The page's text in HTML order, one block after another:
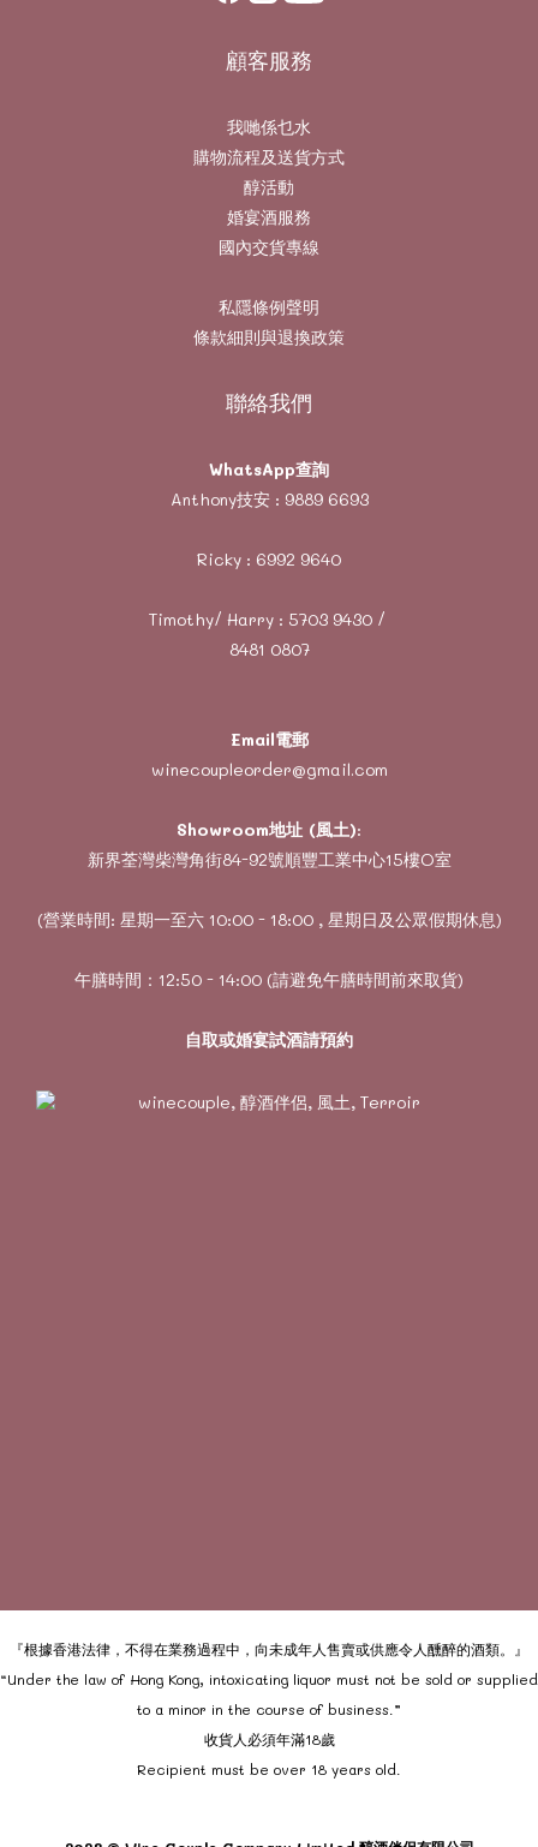
顧客服務
我哋係乜水
購物流程及送貨方式
醇活動
婚宴酒服務
國內交貨專線
私隱條例聲明
條款細則與退換政策
聯絡我們
WhatsApp查詢
Anthony技安 : 9889 6693
Ricky : 6992 9640
Timothy/ Harry : 5703 9430/
8481 0807
Email電郵
winecoupleorder@gmail.com
Showroom地址 (風土):
新界荃灣柴灣角街84-92號順豐工業中心15樓O室
(營業時間: 星期一至六 10:00 - 18:00 , 星期日及公眾假期休息)
午膳時間：12:50 - 14:00 (請避免午膳時間前來取貨)
自取或婚宴試酒請預約
『根據香港法律，不得在業務過程中，向未成年人售賣或供應令人醺醉的酒類。』
“Under the law of Hong Kong, intoxicating liquor must not be sold or supplied
to a minor in the course of business.”
收貨人必須年滿18歲
Recipient must be over 18 years old.